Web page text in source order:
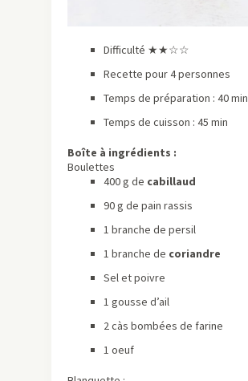
Difficulté ★★☆☆
Recette pour 4 personnes
Temps de préparation : 40 min
Temps de cuisson : 45 min
Boîte à ingrédients :
Boulettes
400 g de cabillaud
90 g de pain rassis
1 branche de persil
1 branche de coriandre
Sel et poivre
1 gousse d’ail
2 càs bombées de farine
1 oeuf